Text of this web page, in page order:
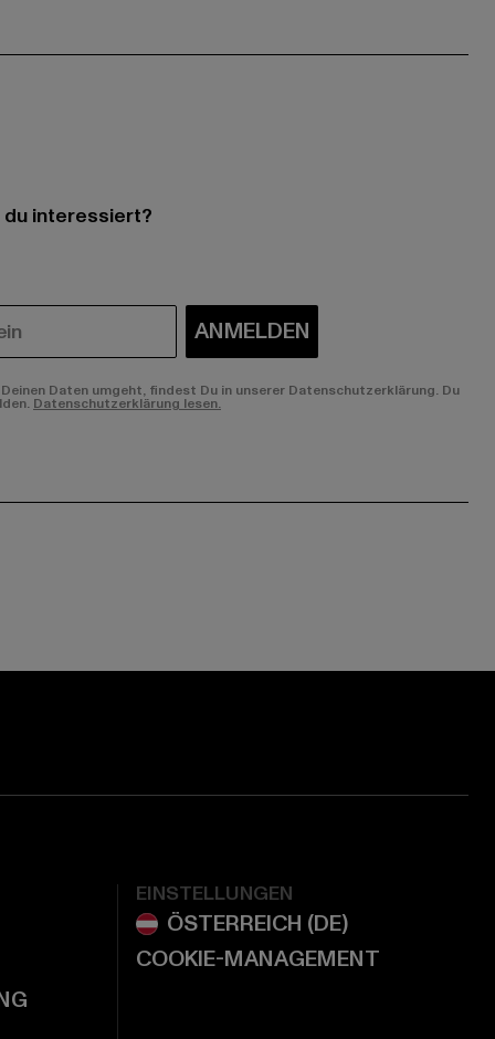
interessiert?
ANMELDEN
Daten umgeht, findest Du in unserer Datenschutzerklärung. Du
Datenschutzerklärung lesen.
page:channel:
EINSTELLUNGEN
COOKIE-MANAGEMENT